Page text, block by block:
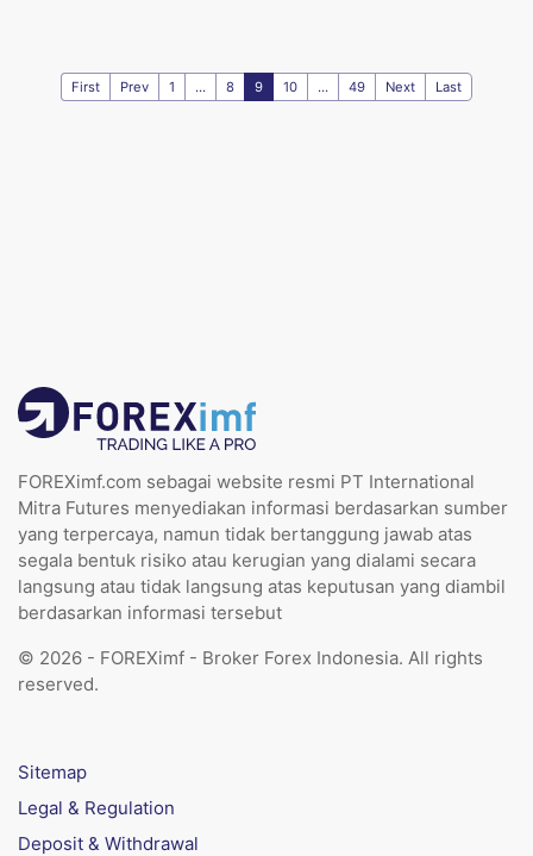
First Prev 1 ... 8 9 10 ... 49 Next Last
FOREXimf.com sebagai website resmi PT International
Mitra Futures menyediakan informasi berdasarkan sumber
yang terpercaya, namun tidak bertanggung jawab atas
segala bentuk risiko atau kerugian yang dialami secara
langsung atau tidak langsung atas keputusan yang diambil
berdasarkan informasi tersebut
© 2026 - FOREXimf - Broker Forex Indonesia. All rights
reserved.
Sitemap
Legal & Regulation
Deposit & Withdrawal